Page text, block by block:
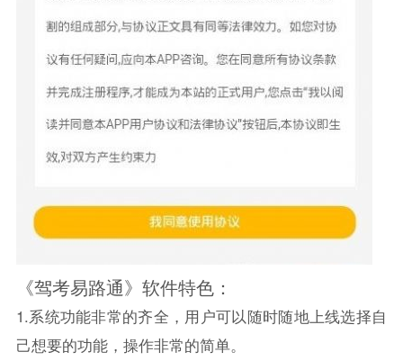
《驾考易路通》软件特色：
1.系统功能非常的齐全，用户可以随时随地上线选择自
己想要的功能，操作非常的简单。